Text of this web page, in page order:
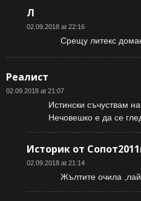
Л
02.09.2018 at 22:16
Срещу литекс
Реалист
02.09.2018 at 21:07
Истински съчуствам
Нечовешко е да се
Историк от
02.09.2018 at 21:14
Жълтите очила